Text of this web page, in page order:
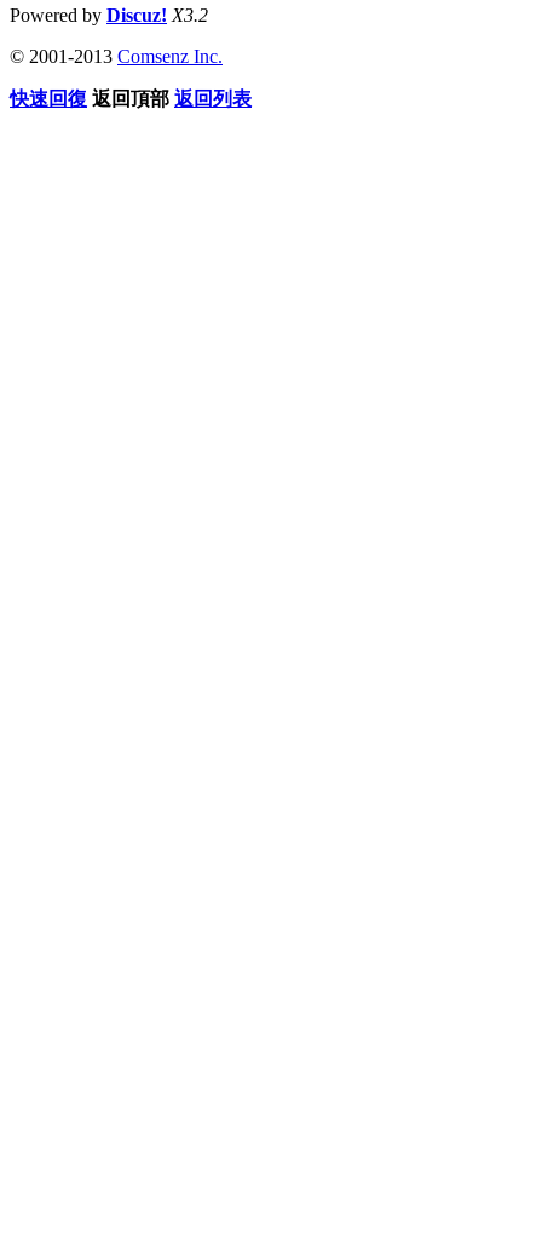
Powered by Discuz! X3.2
© 2001-2013 Comsenz Inc.
快速回復 返回頂部 返回列表